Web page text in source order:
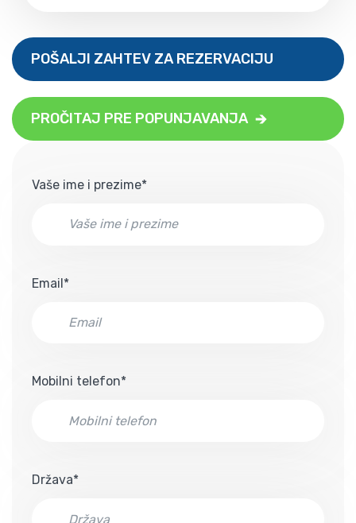
POŠALJI ZAHTEV ZA REZERVACIJU
PROČITAJ PRE POPUNJAVANJA
Vaše ime i prezime*
Email*
Mobilni telefon*
Država*